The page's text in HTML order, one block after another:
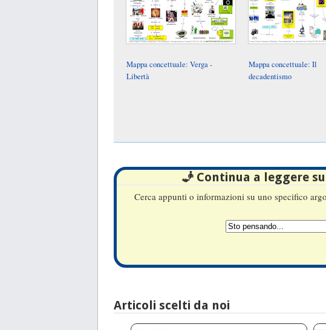
Mappa concettuale: Verga -
Libertà
Mappa concettuale: Il
decadentismo
🧞 Continua a leggere
Cerca appunti o informazioni su uno specifico
Articoli scelti da noi